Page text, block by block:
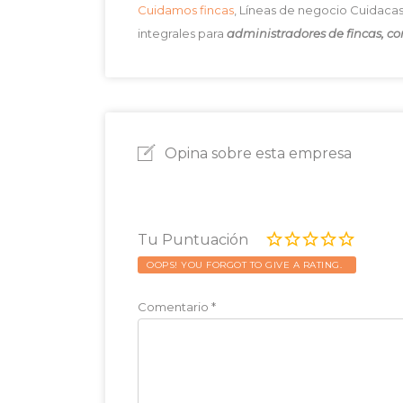
Cuidamos fincas , Líneas de negocio
integrales para administradores de fincas,
Opina sobre esta empresa
Tu Puntuación
OOPS! YOU FORGOT TO GIVE A RATING.
Comentario *